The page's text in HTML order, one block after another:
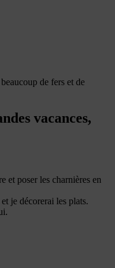
de fers et de
vacances,
et poser les charnières en
je décorerai les plats.